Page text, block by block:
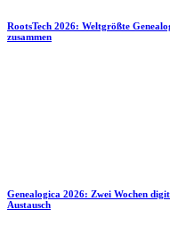
RootsTech 2026: Weltgrößte
zusammen
Genealogica 2026: Zwei Wochen
Austausch